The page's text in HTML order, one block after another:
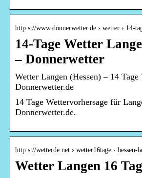
http s://www.donnerwetter.de › wetter › 14-
14-Tage Wetter
– Donnerwetter
Wetter Langen (Hessen) – 14 Tage
Donnerwetter.de
14 Tage Wettervorhersage für
Donnerwetter.de.
http s://wetterde.net › wetter16tage ›
Wetter Langen 16